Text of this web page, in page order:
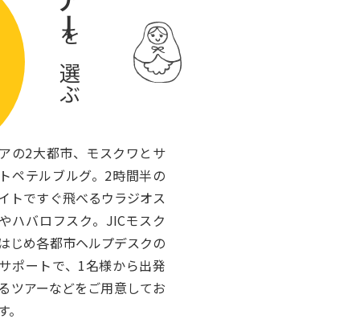
日本語ガイドがご案内
下期料金をUPしまし
をご覧ください。来店さ
を選ぶ
の2大都市、モスクワとサ
ペテルブルグ。2時間半の
トですぐ飛べるウラジオス
ハバロフスク。JICモスク
じめ各都市ヘルプデスクの
ポートで、1名様から出発
ツアーなどをご用意してお